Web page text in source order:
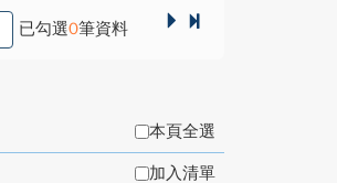
已勾選0筆資料
本頁全選
加入清單